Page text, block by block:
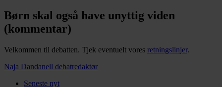
Børn skal også have unyttig viden
(kommentar)
Velkommen til debatten. Tjek eventuelt vores retningslinjer.
Naja Dandanell debatredaktør
Seneste nyt